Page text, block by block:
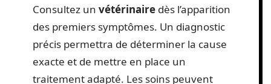
Consultez un vétérinaire dès l’apparition
des premiers symptômes. Un diagnostic
précis permettra de déterminer la cause
exacte et de mettre en place un
traitement adapté. Les soins peuvent